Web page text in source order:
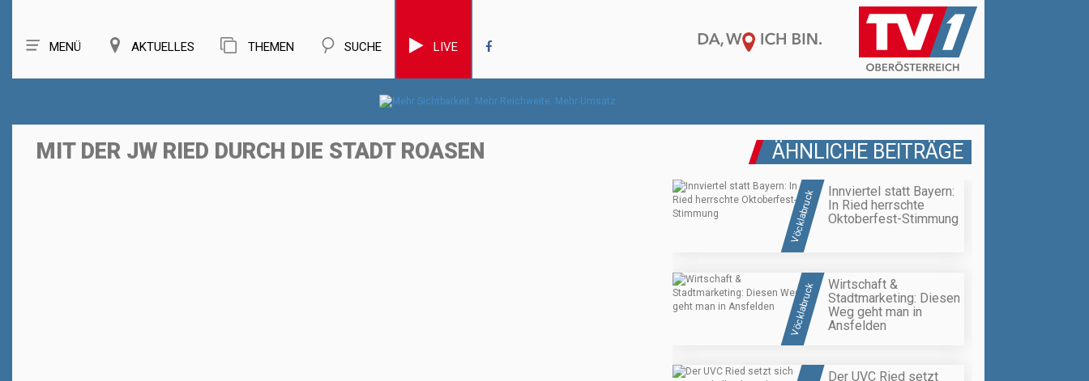
MENÜ AKTUELLES THEMEN SUCHE LIVE
MIT DER JW RIED DURCH DIE STADT ROASEN ÄHNLICHE BEITRÄGE
Vöcklabruck
Innviertel statt Bayern:
In Ried herrschte
Oktoberfest-Stimmung
Vöcklabruck
Wirtschaft &
Stadtmarketing: Diesen
Weg geht man in
Ansfelden
Der UVC Ried setzt